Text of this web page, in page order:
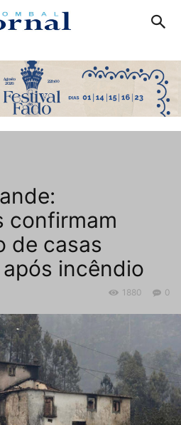
confirmam
de casas
incêndio
0
1880